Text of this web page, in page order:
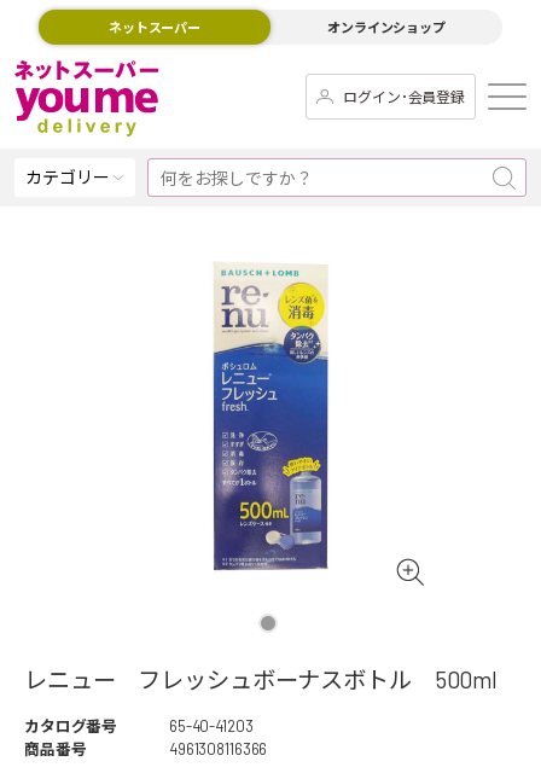
ネットスーパー オンラインショップ
ログイン･会員登録
カテゴリー
レニュー フレッシュボーナスボトル 500ml
カタログ番号
65-40-41203
商品番号
4961308116366